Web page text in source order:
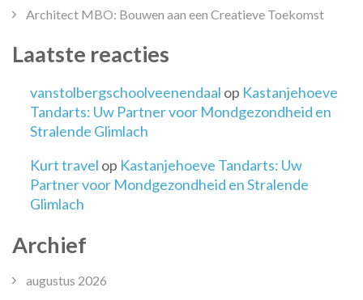
Architect MBO: Bouwen aan een Creatieve Toekomst
Laatste reacties
vanstolbergschoolveenendaal op Kastanjehoeve
Tandarts: Uw Partner voor Mondgezondheid en
Stralende Glimlach
Kurt travel op Kastanjehoeve Tandarts: Uw
Partner voor Mondgezondheid en Stralende
Glimlach
Archief
augustus 2026